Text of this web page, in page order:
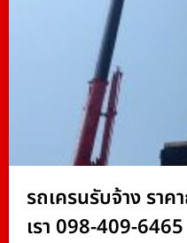
รถเครนรับจ้าง รา
เรา 098-409-6465